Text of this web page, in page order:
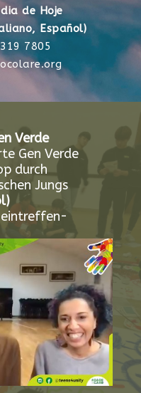
de Hoje
Español)
7805
Verde
Gen Verde
durch
Jungs
eintreffen-